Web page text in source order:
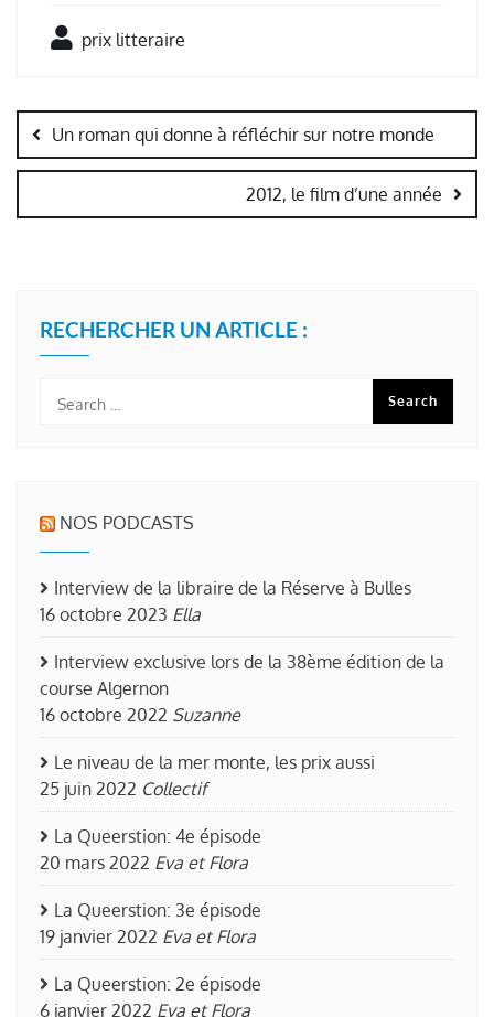
prix litteraire
de
l’article
Un roman qui donne à réfléchir sur notre monde
2012, le film d’une année
RECHERCHER UN ARTICLE :
NOS PODCASTS
Interview de la libraire de la Réserve à Bulles
16 octobre 2023 Ella
Interview exclusive lors de la 38ème édition de la
course Algernon
16 octobre 2022 Suzanne
Le niveau de la mer monte, les prix aussi
25 juin 2022 Collectif
La Queerstion: 4e épisode
20 mars 2022 Eva et Flora
La Queerstion: 3e épisode
19 janvier 2022 Eva et Flora
La Queerstion: 2e épisode
6 janvier 2022 Eva et Flora